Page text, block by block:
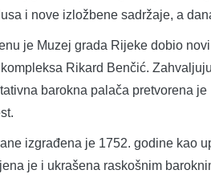
i nove izložbene sadržaje, a
je Muzej grada Rijeke dobio
Rikard Benčić.
barokna palača pretvorena
izgrađena je 1752. godine kao
je i ukrašena raskošnim